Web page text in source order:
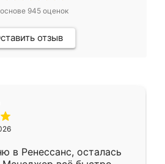
945оценок
отзыв
в Ренессанс, осталась